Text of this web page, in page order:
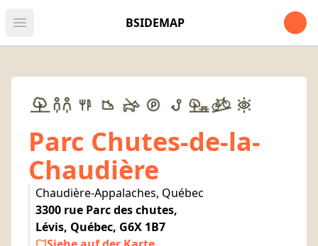
Open main menu BSIDEMAP Open
Parc Chutes-de-la-
Chaudière
Chaudière-Appalaches, Québec
3300 rue Parc des chutes,
Lévis, Québec, G6X 1B7